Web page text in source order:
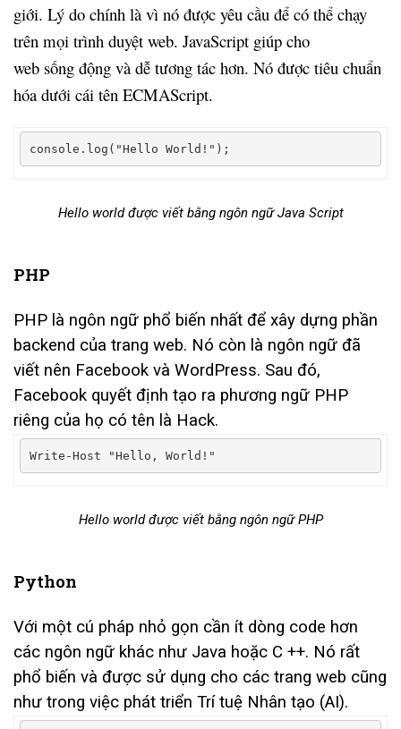
giới. Lý do chính là vì nó được yêu cầu để có thể chạy
trên mọi trình duyệt web. JavaScript giúp cho
web sống động và dễ tương tác hơn. Nó được tiêu chuẩn
hóa dưới cái tên ECMAScript.
console . log ( "Hello World!" );
Hello world được viết bằng ngôn ngữ Java Script
PHP
PHP là ngôn ngữ phổ biến nhất để xây dựng phần
backend của trang web. Nó còn là ngôn ngữ đã
viết nên Facebook và WordPress. Sau đó,
Facebook quyết định tạo ra phương ngữ PHP
riêng của họ có tên là Hack.
Write -Host "Hello, World!"
Hello world được viết bằng ngôn ngữ PHP
Python
Với một cú pháp nhỏ gọn cần ít dòng code hơn
các ngôn ngữ khác như Java hoặc C ++. Nó rất
phổ biến và được sử dụng cho các trang web cũng
như trong việc phát triển Trí tuệ Nhân tạo (AI).